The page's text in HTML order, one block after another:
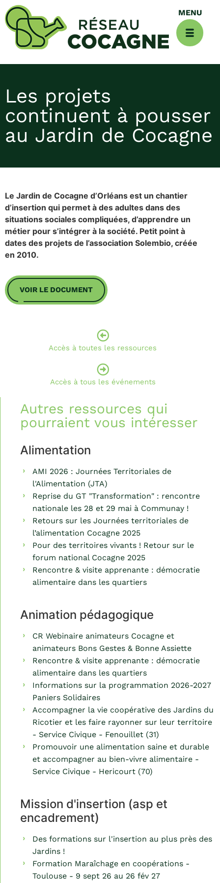
Les projets
continuent à pousser
au Jardin de Cocagne
Le Jardin de Cocagne d’Orléans est un chantier
d’insertion qui permet à des adultes dans des
situations sociales compliquées, d’apprendre un
métier pour s’intégrer à la société. Petit point à
dates des projets de l’association Solembio, créée
en 2010.
VOIR LE DOCUMENT
Accès à toutes les ressources
Accès à tous les événements
Autres ressources qui
pourraient vous intéresser
Alimentation
AMI 2026 : Journées Territoriales de
l'Alimentation (JTA)
Reprise du GT "Transformation" : rencontre
nationale les 28 et 29 mai à Communay !
Retours sur les Journées territoriales de
l’alimentation Cocagne 2025
Pour des territoires vivants ! Retour sur le
forum national Cocagne 2025
Rencontre & visite apprenante : démocratie
alimentaire dans les quartiers
Animation pédagogique
CR Webinaire animateurs Cocagne et
animateurs Bons Gestes & Bonne Assiette
Rencontre & visite apprenante : démocratie
alimentaire dans les quartiers
Informations sur la programmation 2026-2027
Paniers Solidaires
Accompagner la vie coopérative des Jardins du
Ricotier et les faire rayonner sur leur territoire
- Service Civique - Fenouillet (31)
Promouvoir une alimentation saine et durable
et accompagner au bien-vivre alimentaire -
Service Civique - Hericourt (70)
Mission d'insertion (asp et
encadrement)
Des formations sur l'insertion au plus près des
Jardins !
Formation Maraîchage en coopérations -
Toulouse - 9 sept 26 au 26 fév 27